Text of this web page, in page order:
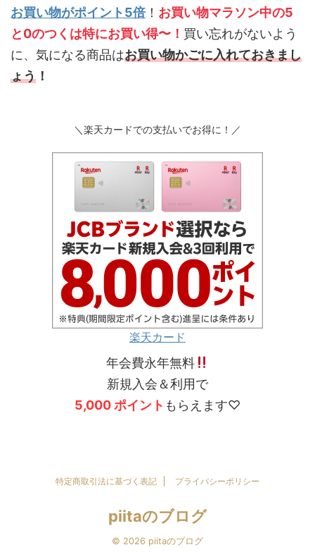
お買い物がポイント5倍 ！ お買い物マラソン中の5
と0のつくは特にお買い得〜！ 買い忘れがないよう
に、気になる商品はお買い物かごに入れておきまし
ょう ！
＼楽天カードでの支払いでお得に！／
楽天カード
年会費永年無料
新規入会＆利用で
5,000 ポイント もらえます♡
特定商取引法に基づく表記 プライバシーポリシー
piitaのブログ
© 2026 piitaのブログ